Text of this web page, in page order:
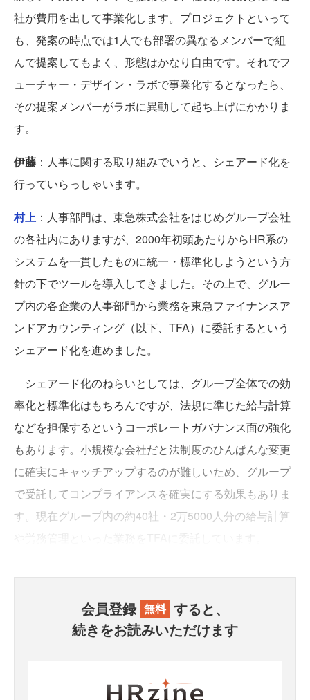
社が費用を出して事業化します。プロジェクトといって
も、発案の時点では1人でも部署の異なるメンバーで組
んで提案してもよく、形態はかなり自由です。それでフ
ューチャー・デザイン・ラボで事業化するとなったら、
その提案メンバーがラボに異動して起ち上げにかかりま
す。
伊藤 ：人事に関する取り組みでいうと、シェアード化を
行っていらっしゃいます。
村上 ：人事部門は、東急株式会社をはじめグループ会社
の各社内にありますが、2000年初頭あたりからHR系の
システムを一貫したものに統一・標準化しようという方
針の下でツールを導入してきました。その上で、グルー
プ内の各企業の人事部門から業務を東急ファイナンスア
ンドアカウンティング（以下、TFA）に委託するという
シェアード化を進めました。
シェアード化のねらいとしては、グループ全体での効
率化と標準化はもちろんですが、法規に準じた給与計算
などを担保するというコーポレートガバナンス面の強化
もあります。小規模な会社だと法制度のひんぱんな変更
に確実にキャッチアップするのが難しいため、グループ
で受託してコンプライアンスを確実にする効果もありま
す。現在グループ内の約40社・2万5000人分の給与計算
会員登録 無料 すると、
続きをお読みいただけます